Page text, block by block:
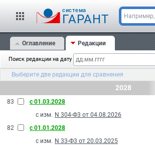
cистема
ГАРАНТ Например,
Оглавление Редакции
Поиск редакции на дату
Выберите две редакции для сравнения
2028
83
с 01.03.2028
с изм. N 304-Ф3 от 04.08.2026
82
с 01.01.2028
с изм. N 33-Ф3 от 20.03.2025